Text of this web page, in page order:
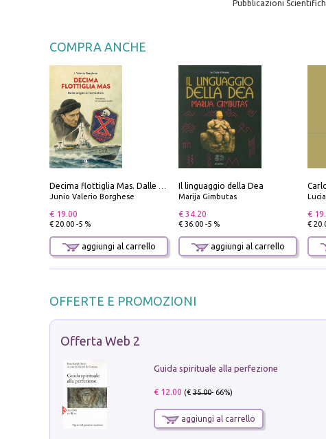
Pubblicazioni
COMPRA ANCHE
Junio Valerio Borghese
€ 19.00
€ 20.00 -5 %
aggiungi al carrello
Il linguaggio della Dea
Marija Gimbutas
€ 34.20
€ 36.00 -5 %
aggiungi al carrello
€
€
OFFERTE E PROMOZIONI
Offerta Web 2
Guida spirituale alla perfezione
€ 12.00 (€35.00- 66%)
aggiungi al carrello